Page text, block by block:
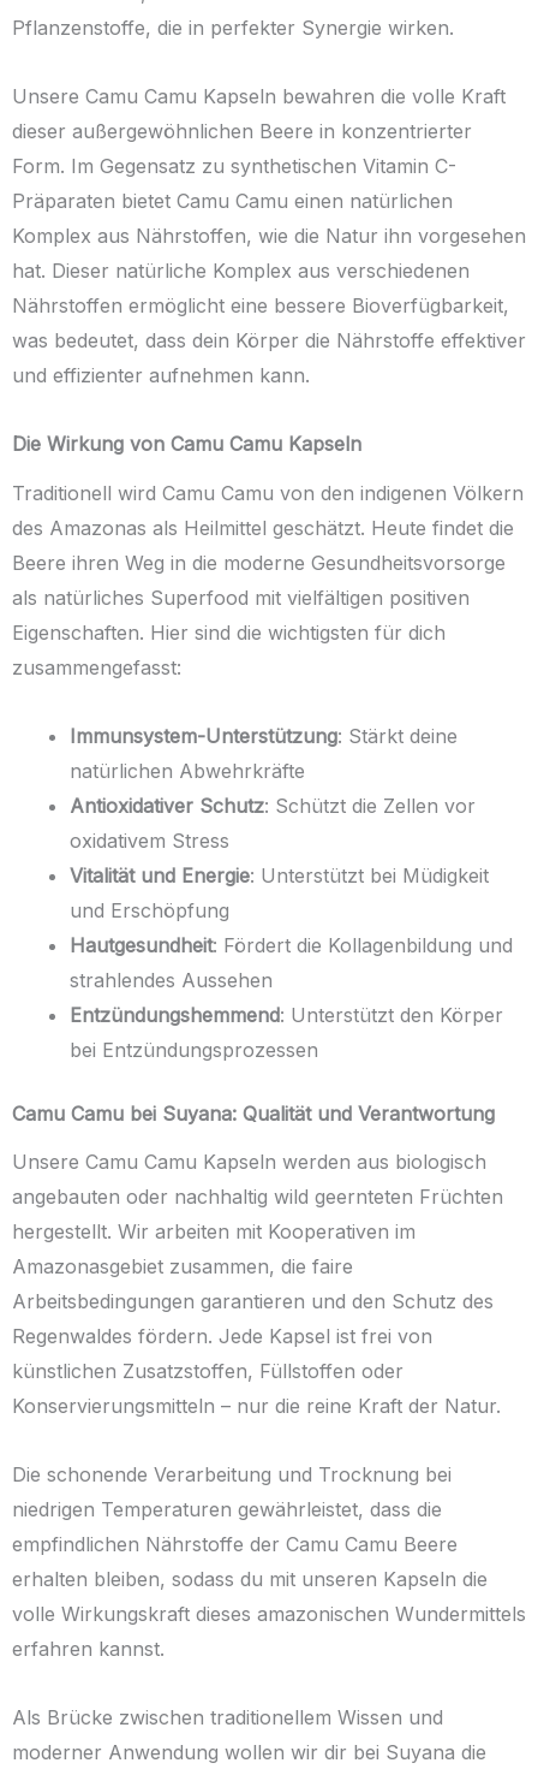
Pflanzenstoffe, die in perfekter Synergie wirken.
Unsere Camu Camu Kapseln bewahren die volle Kraft
dieser außergewöhnlichen Beere in konzentrierter
Form. Im Gegensatz zu synthetischen Vitamin C-
Präparaten bietet Camu Camu einen natürlichen
Komplex aus Nährstoffen, wie die Natur ihn vorgesehen
hat. Dieser natürliche Komplex aus verschiedenen
Nährstoffen ermöglicht eine bessere Bioverfügbarkeit,
was bedeutet, dass dein Körper die Nährstoffe effektiver
und effizienter aufnehmen kann.
Die Wirkung von Camu Camu Kapseln
Traditionell wird Camu Camu von den indigenen Völkern
des Amazonas als Heilmittel geschätzt. Heute findet die
Beere ihren Weg in die moderne Gesundheitsvorsorge
als natürliches Superfood mit vielfältigen positiven
Eigenschaften. Hier sind die wichtigsten für dich
zusammengefasst:
Immunsystem-Unterstützung: Stärkt deine
natürlichen Abwehrkräfte
Antioxidativer Schutz: Schützt die Zellen vor
oxidativem Stress
Vitalität und Energie: Unterstützt bei Müdigkeit
und Erschöpfung
Hautgesundheit: Fördert die Kollagenbildung und
strahlendes Aussehen
Entzündungshemmend: Unterstützt den Körper
bei Entzündungsprozessen
Camu Camu bei Suyana: Qualität und Verantwortung
Unsere Camu Camu Kapseln werden aus biologisch
angebauten oder nachhaltig wild geernteten Früchten
hergestellt. Wir arbeiten mit Kooperativen im
Amazonasgebiet zusammen, die faire
Arbeitsbedingungen garantieren und den Schutz des
Regenwaldes fördern. Jede Kapsel ist frei von
künstlichen Zusatzstoffen, Füllstoffen oder
Konservierungsmitteln – nur die reine Kraft der Natur.
Die schonende Verarbeitung und Trocknung bei
niedrigen Temperaturen gewährleistet, dass die
empfindlichen Nährstoffe der Camu Camu Beere
erhalten bleiben, sodass du mit unseren Kapseln die
volle Wirkungskraft dieses amazonischen Wundermittels
erfahren kannst.
Als Brücke zwischen traditionellem Wissen und
moderner Anwendung wollen wir dir bei Suyana die